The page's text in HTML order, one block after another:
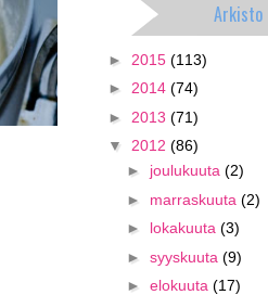
Arkisto
► 2015 (113)
► 2014 (74)
► 2013 (71)
▼ 2012 (86)
► joulukuuta (2)
► marraskuuta (2)
► lokakuuta (3)
► syyskuuta (9)
► elokuuta (17)